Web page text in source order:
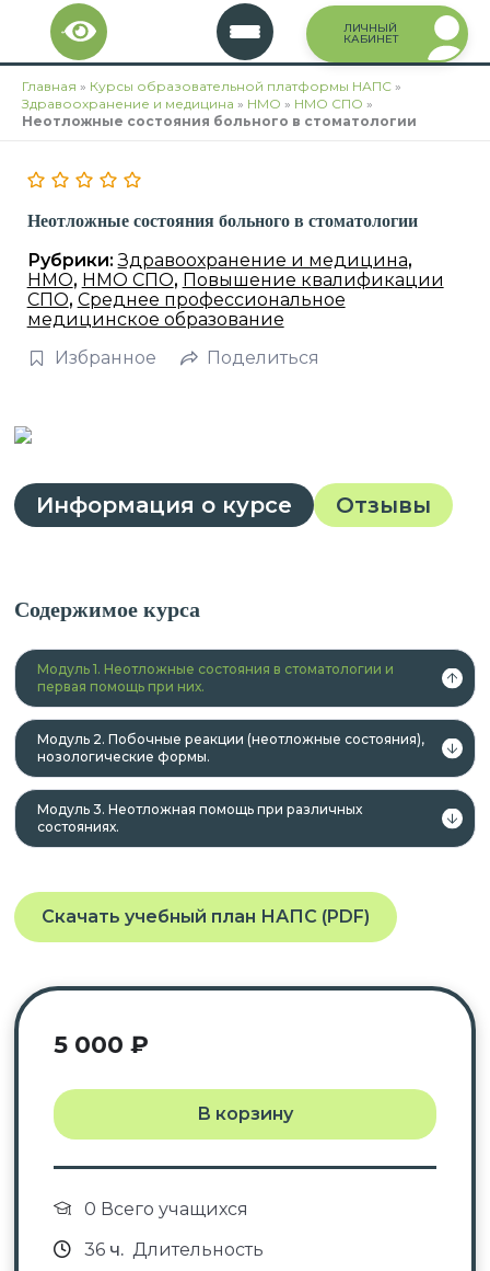
Перейти
содержимому
ЛИЧНЫЙ
КАБИНЕТ
Главная » Курсы образовательной платформы НАПС »
Здравоохранение и медицина » НМО » НМО СПО »
Неотложные состояния больного в стоматологии
Неотложные состояния больного в стоматологии
Рубрики:Здравоохранение и медицина,
НМО, НМО СПО, Повышение квалификации
СПО, Среднее профессиональное
медицинское образование
Избранное
Поделиться
Информация о курсе Отзывы
Содержимое курса
Модуль 1. Неотложные состояния в стоматологии и
первая помощь при них.
Модуль 2. Побочные реакции (неотложные состояния),
нозологические формы.
Модуль 3. Неотложная помощь при различных
состояниях.
Скачать учебный план НАПС (PDF)
5 000 ₽
В корзину
0 Всего учащихся
36ч. Длительность